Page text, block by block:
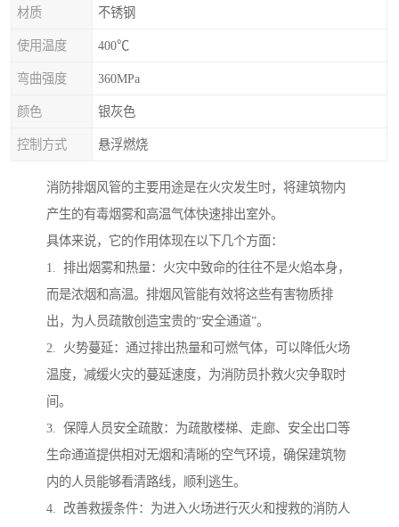
材质 不锈钢
使用温度 400℃
弯曲强度 360MPa
颜色 银灰色
控制方式 悬浮燃烧
消防排烟风管的主要用途是在火灾发生时，将建筑物内
产生的有毒烟雾和高温气体快速排出室外。
具体来说，它的作用体现在以下几个方面：
1. 排出烟雾和热量：火灾中致命的往往不是火焰本身，
而是浓烟和高温。排烟风管能有效将这些有害物质排
出，为人员疏散创造宝贵的“安全通道”。
2. 火势蔓延：通过排出热量和可燃气体，可以降低火场
温度，减缓火灾的蔓延速度，为消防员扑救火灾争取时
间。
3. 保障人员安全疏散：为疏散楼梯、走廊、安全出口等
生命通道提供相对无烟和清晰的空气环境，确保建筑物
内的人员能够看清路线，顺利逃生。
4. 改善救援条件：为进入火场进行灭火和搜救的消防人